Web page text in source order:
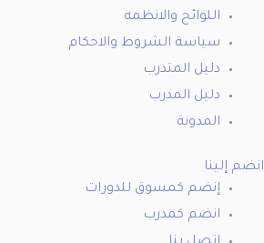
اللوائح والانظمه
سياسة الشروط والاحكام
دليل المتدرب
دليل المدرب
المدونة
انضم إلينا
إنضم كمسوق للدورات
انضم كمدرب